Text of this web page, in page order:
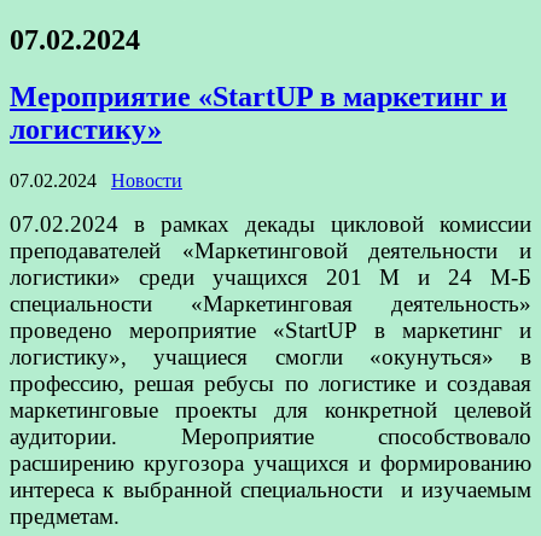
07.02.2024
Мероприятие «StartUP в маркетинг и
логистику»
07.02.2024 Новости
07.02.2024 в рамках декады цикловой комиссии
преподавателей «Маркетинговой деятельности и
логистики» среди учащихся 201 М и 24 М-Б
специальности «Маркетинговая деятельность»
проведено мероприятие «StartUP в маркетинг и
логистику», учащиеся смогли «окунуться» в
профессию, решая ребусы по логистике и создавая
маркетинговые проекты для конкретной целевой
аудитории. Мероприятие способствовало
расширению кругозора учащихся и формированию
интереса к выбранной специальности и изучаемым
предметам.